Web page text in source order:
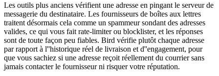
Les outils plus anciens vérifient une adresse en pingant le serveur de
messagerie du destinataire. Les fournisseurs de boîtes aux lettres
traitent désormais cela comme un spammeur sondant des adresses
valides, ce qui vous fait rate-limiter ou blocklister, et les réponses
sont de toute façon peu fiables. Bird vérifie plutôt chaque adresse
par rapport à l''historique réel de livraison et d''engagement, pour
que vous sachiez si une adresse reçoit réellement du courrier sans
jamais contacter le fournisseur ni risquer votre réputation.